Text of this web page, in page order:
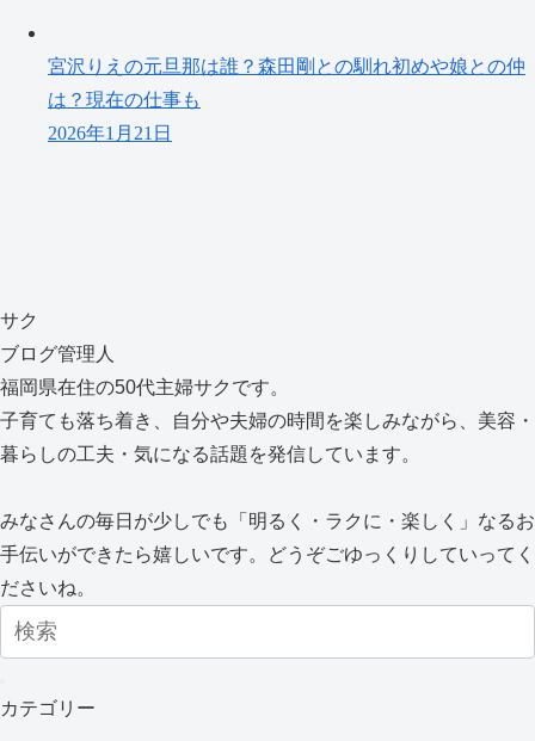
宮沢りえの元旦那は誰？森田剛との馴れ初めや娘との仲
は？現在の仕事も
2026年1月21日
サク
ブログ管理人
福岡県在住の50代主婦サクです。
子育ても落ち着き、自分や夫婦の時間を楽しみながら、美容・
暮らしの工夫・気になる話題を発信しています。
みなさんの毎日が少しでも「明るく・ラクに・楽しく」なるお
手伝いができたら嬉しいです。どうぞごゆっくりしていってく
ださいね。
カテゴリー